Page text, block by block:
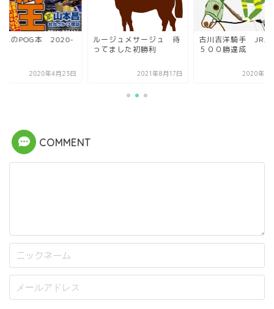
王のPOG本 2020-
2020年4月23日
ルージュメサージュ 待
ってました初勝利
2021年8月17日
古川吉洋騎手 JRA
５００勝達成
2020年3
COMMENT